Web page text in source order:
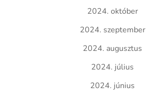
2024. október
2024. szeptember
2024. augusztus
2024. július
2024. június